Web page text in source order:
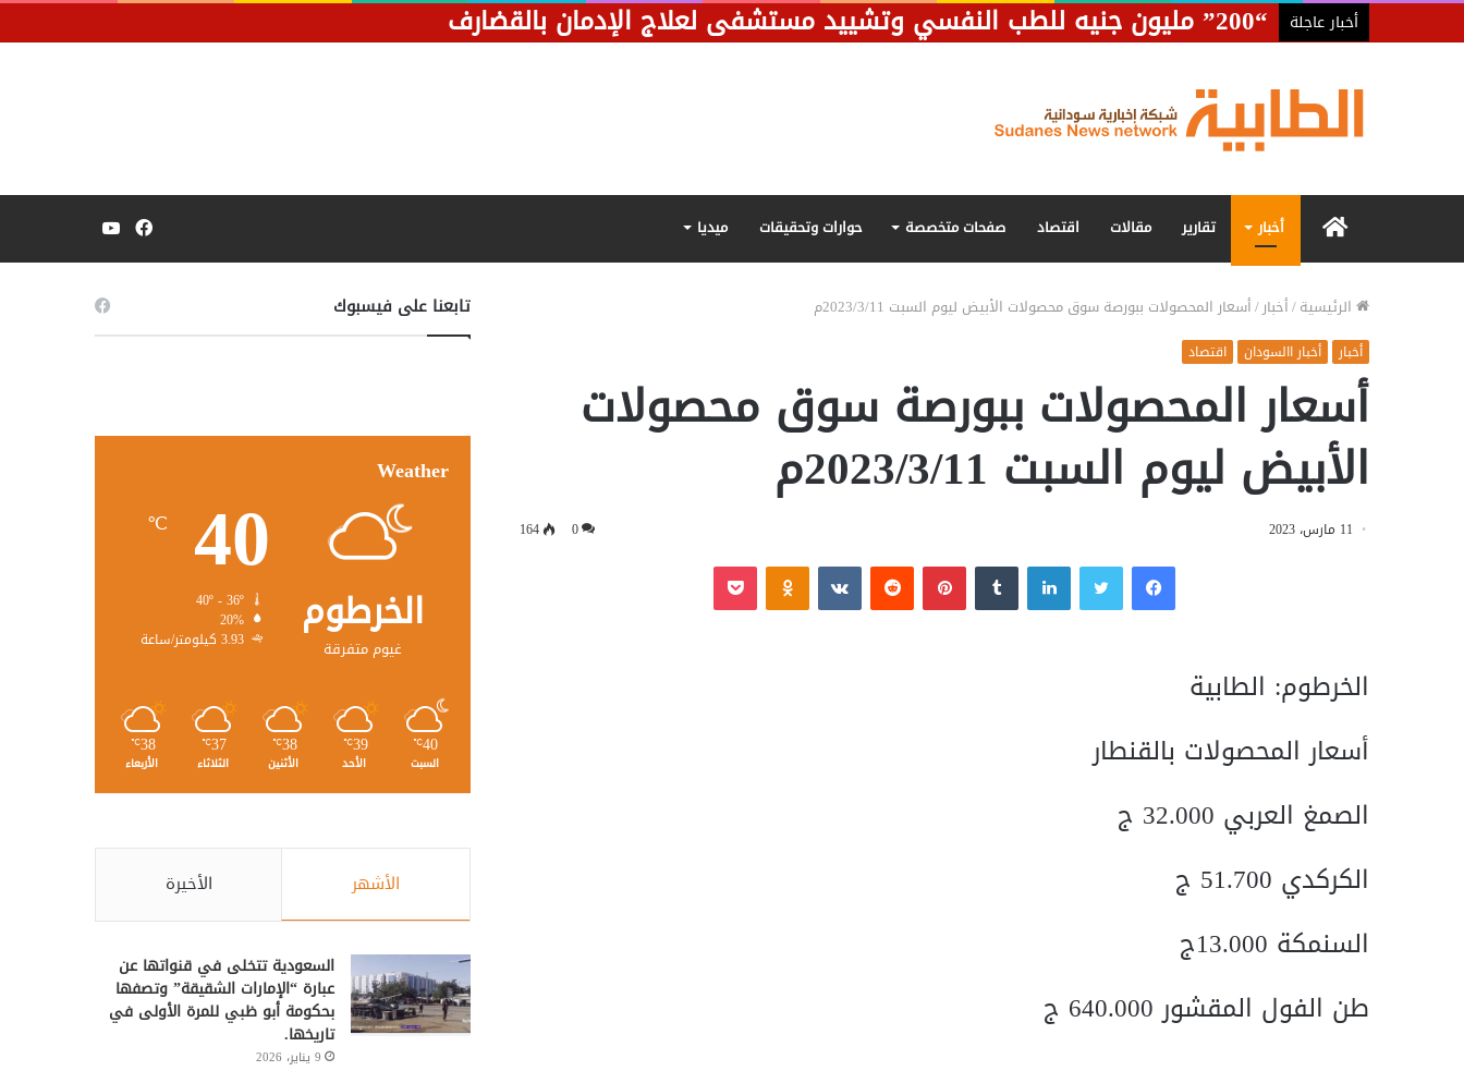
أخبار عاجلة “200” مليون جنيه للطب النفسي وتشييد مستشفى لعلاج الإدمان بالقضارف
الرئيسيةأخبار تقارير مقالات اقتصاد صفحات متخصصة حوارات وتحقيقات ميديا فيسبوك
الرئيسية/أخبار/أسعار المحصولات ببورصة سوق محصولات الأبيض ليوم السبت 2023/3/11م
أخبار أخبار االسودان اقتصاد
أسعار المحصولات ببورصة سوق محصولات
الأبيض ليوم السبت 2023/3/11م
11 مارس، 2023 0
164
فيسبوك لينكدإن بينتيريست
الخرطوم: الطابية
أسعار المحصولات بالقنطار
الصمغ العربي 32.000 ج
الكركدي 51.700 ج
السنمكة 13.000ج
طن الفول المقشور 640.000 ج
تابعنا على فيسبوك
Weather
الخرطوم
غيوم متفرقة
40
℃
20%
3.93 كيلومتر/ساعة
40
℃
السبت
39
℃
الأحد
38
℃
الأثنين
37
℃
الثلاثاء
38
℃
الأربعاء
الأشهر الأخيرة
السعودية تتخلى في قنواتها عن
عبارة “الإمارات الشقيقة” وتصفها
بحكومة أبو ظبي للمرة الأولى في
تاريخها.
9 يناير، 2026